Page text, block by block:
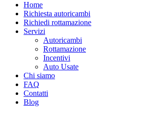
Home
Richiesta autoricambi
Richiedi rottamazione
Servizi
Autoricambi
Rottamazione
Incentivi
Auto Usate
Chi siamo
FAQ
Contatti
Blog